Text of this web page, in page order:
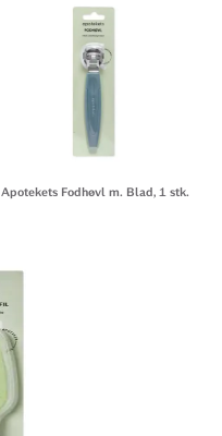
Apotekets Fodhøvl m. Blad, 1 stk.